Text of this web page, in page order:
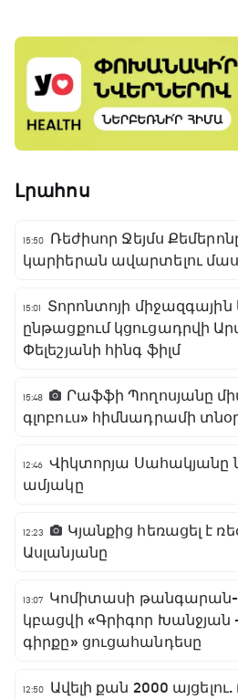
Լրահոս
15:50
Ռեժիսոր Ջեյմս
կարիերան ավարտելու
15:01
Տորոնտոյի
ընթացքում կցուցադրվի
Փելեշյանի հինգ ֆիլմ
15:48
Րաֆֆի Պողոսյանը
գլոբուս» հիմնադրամի
12:46 Վիկտորյա Սահակյանը
ամյակը
12:23
Կյանքից հեռացել է
Ասլանյանը
13:07
Կոմիտասի
կբացվի «Գրիգոր Խանջյան
գիրքը» ցուցահանդեսը
12:50
Ավելի քան 2000